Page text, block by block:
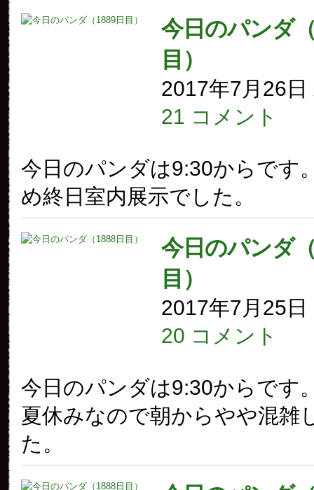
今日のパンダ
目）
2017年7月26日
21 コメント
今日のパンダは9:30からです
め終日室内展示でした。
今日のパンダ
目）
2017年7月25日
20 コメント
今日のパンダは9:30からです
夏休みなので朝からやや混雑
た。